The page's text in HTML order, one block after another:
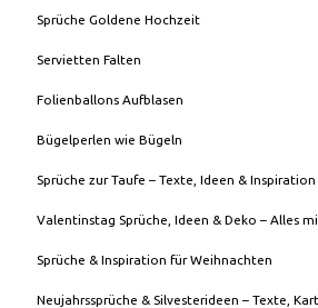
Sprüche Goldene Hochzeit
Servietten Falten
Folienballons Aufblasen
Bügelperlen wie Bügeln
Sprüche zur Taufe – Texte, Ideen & Inspiration
Valentinstag Sprüche, Ideen & Deko – Alles
Sprüche & Inspiration für Weihnachten
Neujahrssprüche & Silvesterideen – Texte,